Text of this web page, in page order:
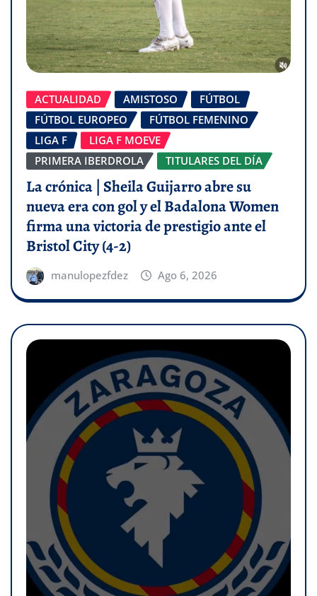
ACTUALIDAD AMISTOSO
FÚTBOL
FÚTBOL EUROPEO
FÚTBOL FEMENINO
LIGA F
LIGA F MOEVE
PRIMERA IBERDROLA
TITULARES DEL DÍA
La crónica | Sheila Guijarro abre su
nueva era con gol y el Badalona Women
firma una victoria de prestigio ante el
Bristol City (4-2)
manulopezfdez Ago 6, 2026